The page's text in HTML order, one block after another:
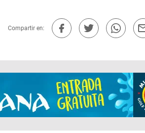
Compartir en: